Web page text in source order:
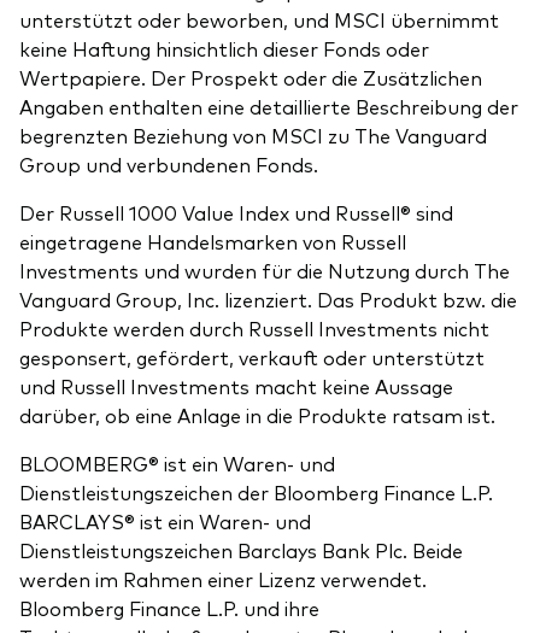
unterstützt oder beworben, und MSCI übernimmt
keine Haftung hinsichtlich dieser Fonds oder
Wertpapiere. Der Prospekt oder die Zusätzlichen
Angaben enthalten eine detaillierte Beschreibung der
begrenzten Beziehung von MSCI zu The Vanguard
Group und verbundenen Fonds.
Der Russell 1000 Value Index und Russell® sind
eingetragene Handelsmarken von Russell
Investments und wurden für die Nutzung durch The
Vanguard Group, Inc. lizenziert. Das Produkt bzw. die
Produkte werden durch Russell Investments nicht
gesponsert, gefördert, verkauft oder unterstützt
und Russell Investments macht keine Aussage
darüber, ob eine Anlage in die Produkte ratsam ist.
BLOOMBERG® ist ein Waren- und
Dienstleistungszeichen der Bloomberg Finance L.P.
BARCLAYS® ist ein Waren- und
Dienstleistungszeichen Barclays Bank Plc. Beide
werden im Rahmen einer Lizenz verwendet.
Bloomberg Finance L.P. und ihre